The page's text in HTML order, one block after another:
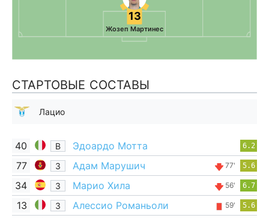
13
Жозеп Мартинес
СТАРТОВЫЕ СОСТАВЫ
Лацио
40 В Эдоардо Мотта 6.2
77 З Адам Марушич 77' 5.6
34 З Марио Хила 56' 6.7
13 З Алессио Романьоли 59' 5.6